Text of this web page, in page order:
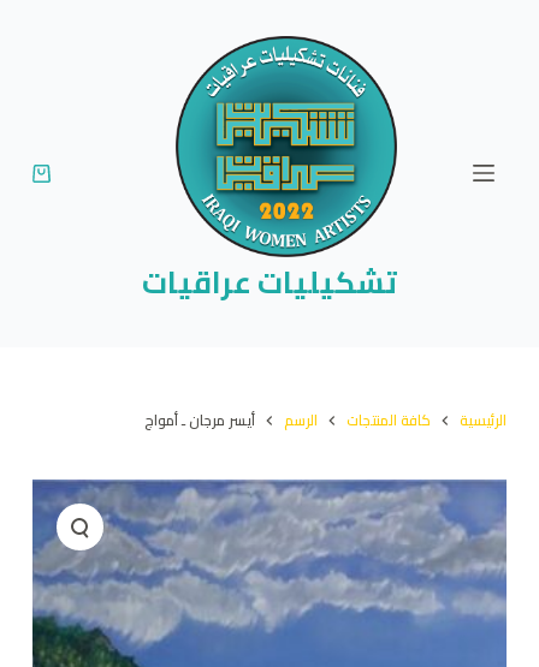
تشكيليات عراقيات
الرئيسية كافة المنتجات الرسم أيسر مرجان ـ أمواج